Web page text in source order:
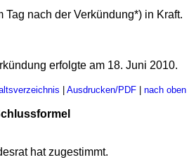
Tag nach der Verkündung*) in Kraft.
erfolgte am 18. Juni 2010.
| Ausdrucken/PDF| nach oben
hat zugestimmt.